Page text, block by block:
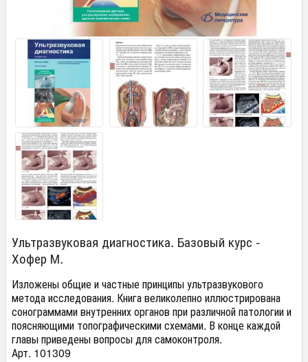
Ультразвуковая диагностика. Базовый курс -
Хофер М.
Изложены общие и частные принципы ультразвукового
метода исследования. Книга великолепно иллюстрирована
сонограммами внутренних органов при различной патологии и
поясняющими топографическими схемами. В конце каждой
главы приведены вопросы для самоконтроля.
Арт. 101309